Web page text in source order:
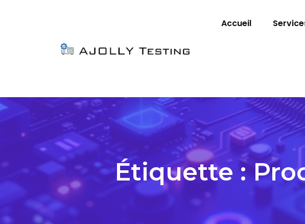
Accueil
Étiquette :